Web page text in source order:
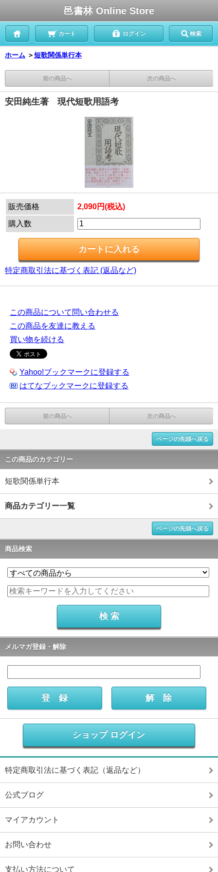
邑書林 Online Store
カート ログイン 検索
ホーム ＞短歌関係単行本
前の商品へ 次の商品へ
安田純生著 現代短歌用語考
販売価格 2,090円(税込)
購入数
特定商取引法に基づく表記 (返品など)
この商品について問い合わせる
この商品を友達に教える
買い物を続ける
Yahoo!ブックマークに登録する
はてなブックマークに登録する
前の商品へ 次の商品へ
ページの先頭へ戻る
この商品のカテゴリー
短歌関係単行本
商品カテゴリー一覧
ページの先頭へ戻る
商品検索
メルマガ登録・解除
ショップ ログイン
特定商取引法に基づく表記（返品など）
公式ブログ
マイアカウント
お問い合わせ
支払い方法について